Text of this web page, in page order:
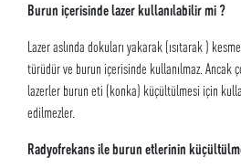
Burun içerisinde lazer kullanılabilir mi ?
Lazer aslında dokuları yakarak (ısıtarak )
türüdür ve burun içerisinde kullanılmaz. Ancak
lazerler burun eti (konka) küçültülmesi için
edilmezler.
Radyofrekans ile burun etlerinin